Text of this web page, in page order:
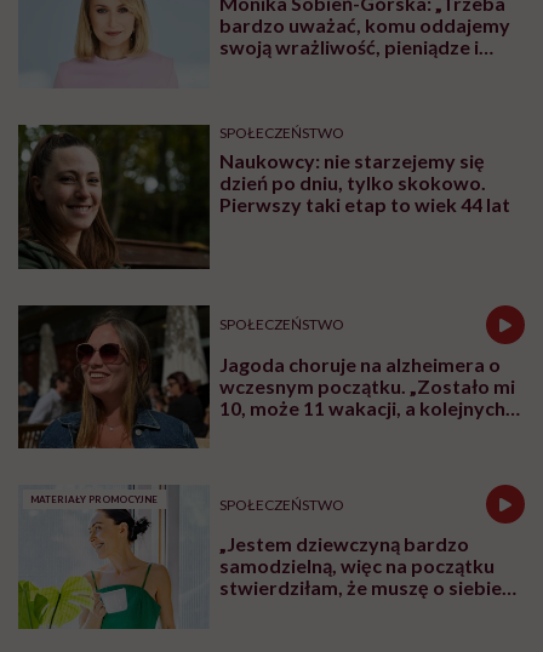
Czy obecność rodziców przy
hospitalizowanych dzieciach naprawdę
odpowiedź świata nauki jest jednoznaczna:
tak. Opieka skoncentrowana na rodzinie nie
jest dodatkiem do terapii, ale jej integralną
częścią.
Posłuchaj
Wysłuchasz w 65 min
W rozmowie z Karoliną Wierzbińską Katarzyna
Rodziewicz, prezeska Fundacji Dom Ronalda
McDonalda Polska opowiada o tym, dlaczego dzieci,
przy których są rodzice, zdrowieją szybciej i lepiej